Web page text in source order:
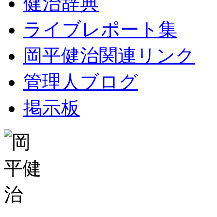
ライブレポート集
岡平健治関連リンク
管理人ブログ
掲示板